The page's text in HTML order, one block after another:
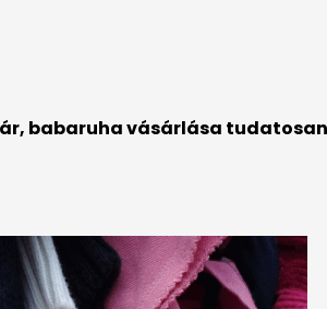
babaruha vásárlása